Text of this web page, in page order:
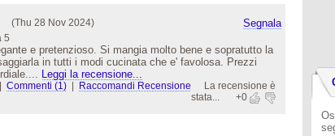
(Thu 28 Nov 2024) Segnala
5
e pretenzioso. Si mangia molto bene e sopratutto la
in tutti i modi cucinata che e' favolosa. Prezzi
Leggi la recensione...
Commenti (1) Raccomandi Recensione
La recensione è
stata...
+0